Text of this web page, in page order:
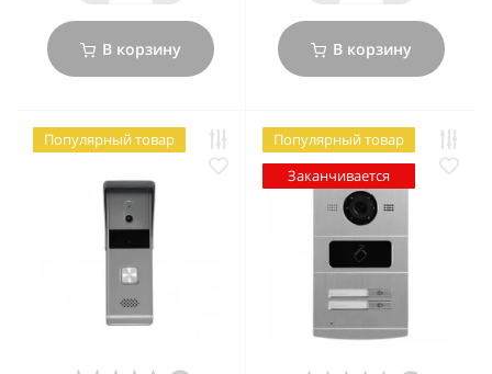
В корзину В корзину
Популярный товар
Популярный товар
Заканчивается